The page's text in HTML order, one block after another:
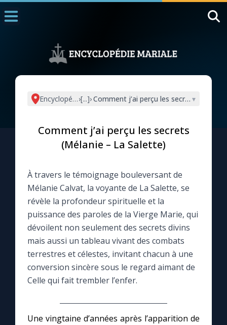
L'actualité de la semaine
La newsletter
La vidéo de la semaine
Le compte Tiktok
Le magazine
Encyclopédie mariale
›[...]›Comment j’ai perçu les secrets
▾
Comment j’ai perçu les secrets
(Mélanie – La Salette)
À travers le témoignage bouleversant de
Mélanie Calvat, la voyante de La Salette, se
révèle la profondeur spirituelle et la
puissance des paroles de la Vierge Marie, qui
dévoilent non seulement des secrets divins
mais aussi un tableau vivant des combats
terrestres et célestes, invitant chacun à une
conversion sincère sous le regard aimant de
Celle qui fait trembler l’enfer.
Une vingtaine d’années après l’apparition de